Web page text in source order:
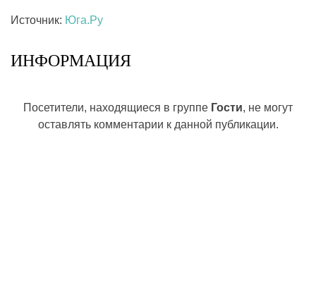
Источник: Юга.Ру
ИНФОРМАЦИЯ
Посетители, находящиеся в группе Гости, не могут
оставлять комментарии к данной публикации.